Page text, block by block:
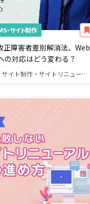
・サイト制作
正障害者差別解消法、Web
の対応はどう変わる？
イト制作・サイトリニューアル